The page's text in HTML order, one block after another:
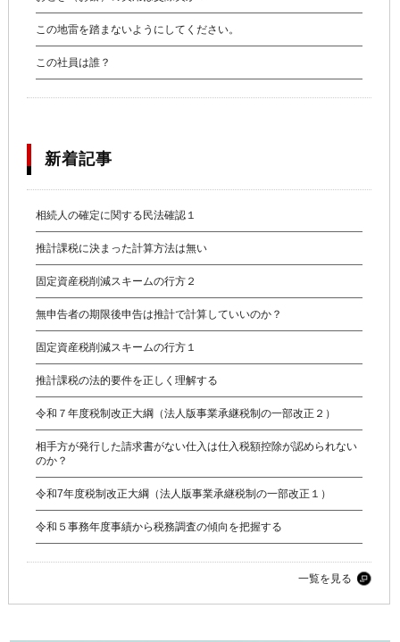
この地雷を踏まないようにしてください。
この社員は誰？
新着記事
相続人の確定に関する民法確認１
推計課税に決まった計算方法は無い
固定資産税削減スキームの行方２
無申告者の期限後申告は推計で計算していいのか？
固定資産税削減スキームの行方１
推計課税の法的要件を正しく理解する
令和７年度税制改正大綱（法人版事業承継税制の一部改正２）
相手方が発行した請求書がない仕入は仕入税額控除が認められない
のか？
令和7年度税制改正大綱（法人版事業承継税制の一部改正１）
令和５事務年度事績から税務調査の傾向を把握する
一覧を見る